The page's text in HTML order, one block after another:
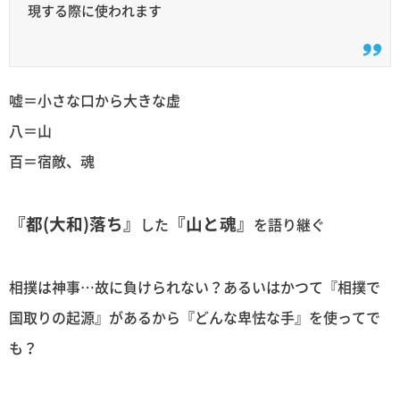
現する際に使われます
嘘＝小さな口から大きな虚
八＝山
百＝宿敵、魂
『都(大和)落ち』 した 『山と魂』 を語り継ぐ
相撲は神事…故に負けられない？あるいはかつて『相撲で
国取りの起源』があるから『どんな卑怯な手』を使ってで
も？